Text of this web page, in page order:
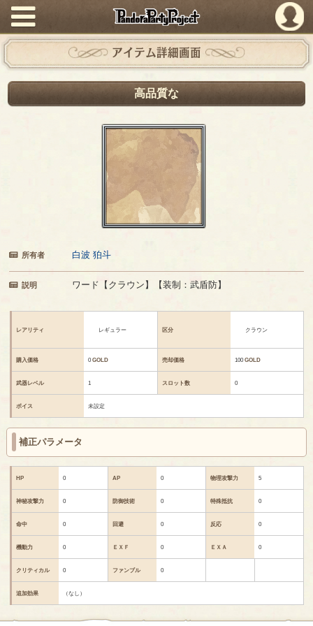
PandoraPartyProject
アイテム詳細画面
高品質な
所有者 白波 狛斗
説明 ワード【クラウン】【装制：武盾防】
レアリティ レギュラー 区分 クラウン
購入価格 0GOLD 売却価格 100GOLD
武器レベル 1 スロット数 0
ボイス 未設定
補正パラメータ
HP 0 AP 0 物理攻撃力 5
神秘攻撃力 0 防御技術 0 特殊抵抗 0
命中 0 回避 0 反応 0
機動力 0 ＥＸＦ 0 ＥＸＡ 0
クリティカル 0 ファンブル 0
追加効果 （なし）